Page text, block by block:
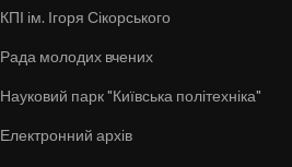
КПІ ім. Ігоря Сікорського
Рада молодих вчених
Науковий парк "Київська політехніка"
Електронний архів